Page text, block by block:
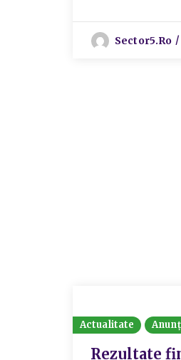
Sector5.ro
Actualitate
Rezultate